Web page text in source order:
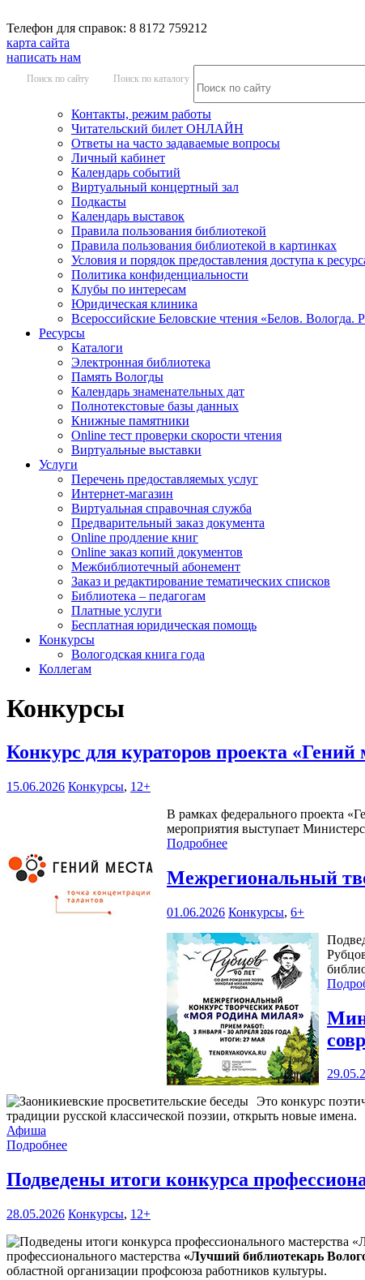
Телефон для справок: 8 8172 759212
карта сайта
написать нам
Поиск по сайту Поиск по каталогу
Контакты, режим работы
Читательский билет ОНЛАЙН
Ответы на часто задаваемые вопросы
Личный кабинет
Календарь событий
Виртуальный концертный зал
Подкасты
Календарь выставок
Правила пользования библиотекой
Правила пользования библиотекой в картинках
Условия и порядок предоставления доступа к
Политика конфиденциальности
Клубы по интересам
Юридическая клиника
Всероссийские Беловские чтения «Белов. Вологда.
Ресурсы
Каталоги
Электронная библиотека
Память Вологды
Календарь знаменательных дат
Полнотекстовые базы данных
Книжные памятники
Online тест проверки скорости чтения
Виртуальные выставки
Услуги
Перечень предоставляемых услуг
Интернет-магазин
Виртуальная справочная служба
Предварительный заказ документа
Online продление книг
Online заказ копий документов
Межбиблиотечный абонемент
Заказ и редактирование тематических списков
Библиотека – педагогам
Платные услуги
Бесплатная юридическая помощь
Конкурсы
Вологодская книга года
Коллегам
Конкурсы
Конкурс для кураторов проекта «Гений
15.06.2026 Конкурсы, 12+
В рамках федерального проекта
мероприятия выступает
Подробнее
Межрегиональный
01.06.2026 Конкурсы, 6+
Это конкурс
традиции русской классической поэзии, открыть новые имена.
Афиша
Подробнее
Подведены итоги конкурса
28.05.2026 Конкурсы, 12+
профессионального мастерства «Лучший библиотекарь
областной организации профсоюза работников культуры.